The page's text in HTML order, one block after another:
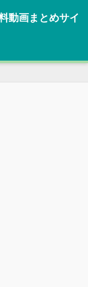
動画まとめサイ